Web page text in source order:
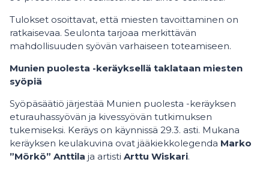
Tulokset osoittavat, että miesten tavoittaminen on
ratkaisevaa. Seulonta tarjoaa merkittävän
mahdollisuuden syövän varhaiseen toteamiseen.
Munien puolesta -keräyksellä taklataan miesten
syöpiä
Syöpäsäätiö järjestää Munien puolesta -keräyksen
eturauhassyövän ja kivessyövän tutkimuksen
tukemiseksi. Keräys on käynnissä 29.3. asti. Mukana
keräyksen keulakuvina ovat jääkiekkolegenda Marko
”Mörkö” Anttila ja artisti Arttu Wiskari.